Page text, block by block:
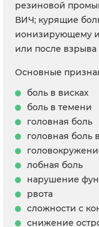
резиновой
ВИЧ; курящие
ионизирующему
или после
Основные
боль в висках
боль в темени
головная боль
головная боль
лобная боль
нарушение
рвота
сложности с
снижение